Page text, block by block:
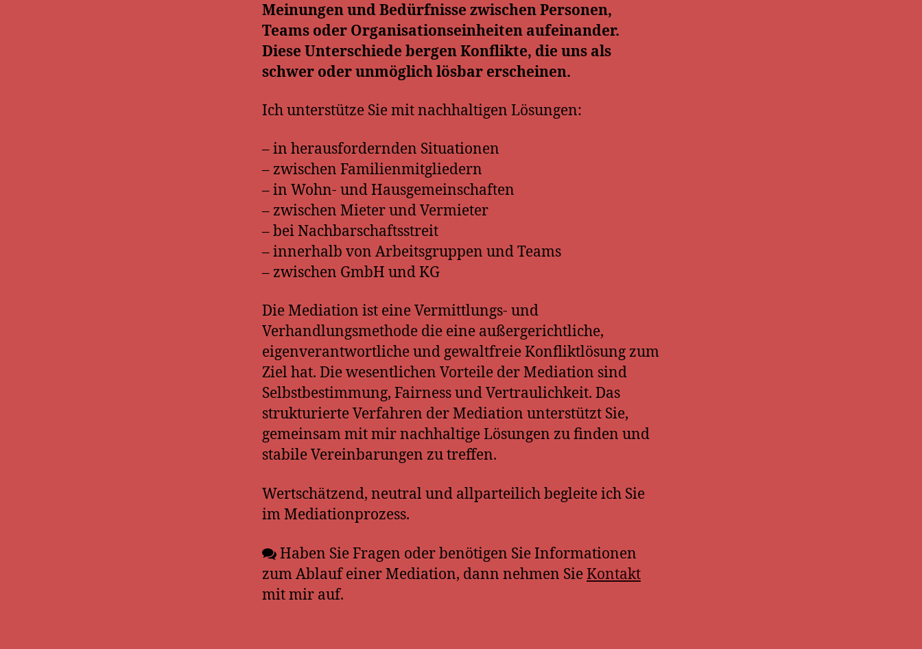
Meinungen und Bedürfnisse zwischen Personen,
Teams oder Organisationseinheiten aufeinander.
Diese Unterschiede bergen Konflikte, die uns als
schwer oder unmöglich lösbar erscheinen.
Ich unterstütze Sie mit nachhaltigen Lösungen:
– in herausfordernden Situationen
– zwischen Familienmitgliedern
– in Wohn- und Hausgemeinschaften
– zwischen Mieter und Vermieter
– bei Nachbarschaftsstreit
– innerhalb von Arbeitsgruppen und Teams
– zwischen GmbH und KG
Die Mediation ist eine Vermittlungs- und
Verhandlungsmethode die eine außergerichtliche,
eigenverantwortliche und gewaltfreie Konfliktlösung zum
Ziel hat. Die wesentlichen Vorteile der Mediation sind
Selbstbestimmung, Fairness und Vertraulichkeit. Das
strukturierte Verfahren der Mediation unterstützt Sie,
gemeinsam mit mir nachhaltige Lösungen zu finden und
stabile Vereinbarungen zu treffen.
Wertschätzend, neutral und allparteilich begleite ich Sie
im Mediationprozess.
Haben Sie Fragen oder benötigen Sie Informationen
zum Ablauf einer Mediation, dann nehmen SieKontakt
mit mir auf.